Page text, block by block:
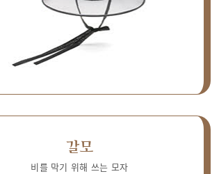
갈모
비를 막기 위해 쓰는 모자